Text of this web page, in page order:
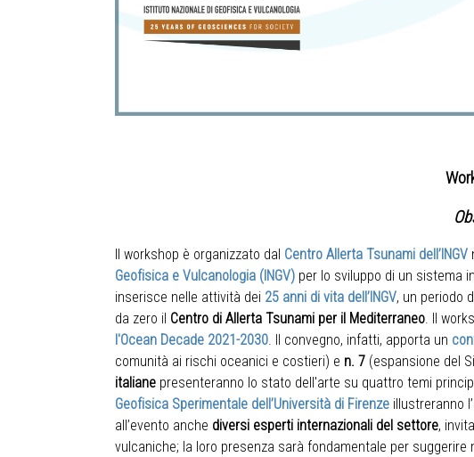
Il workshop è organizzato dal Centro Allerta Tsunami dell’INGV
Geofisica e Vulcanologia (INGV) per lo sviluppo di un sistema
inserisce nelle attività dei 25 anni di vita dell’INGV, un periodo
da zero il Centro di Allerta Tsunami per il Mediterraneo. Il
l'Ocean Decade 2021-2030. Il convegno, infatti, apporta un
comunità ai rischi oceanici e costieri) e n. 7 (espansione del
italiane presenteranno lo stato dell'arte su quattro temi
Geofisica Sperimentale dell’Università di Firenze illustreranno
all’evento anche diversi esperti internazionali del settore,
vulcaniche; la loro presenza sarà fondamentale per